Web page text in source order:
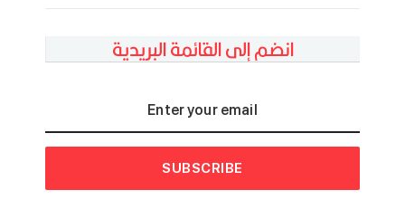
انضم إلى القائمة البريدية
SUBSCRIBE